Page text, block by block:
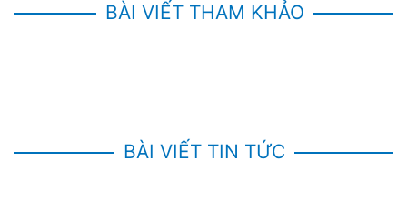
BÀI VIẾT THAM KHẢO
BÀI VIẾT TIN TỨC